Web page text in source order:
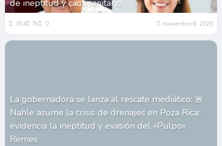
de ineptitud y caos sanitario
354 7k 0 noviembre 6, 2025
La gobernadora se lanza al rescate mediático: 🚨
Nahle asume la crisis de drenajes en Poza Rica;
evidencia la ineptitud y evasión del «Pulpo»
Remes